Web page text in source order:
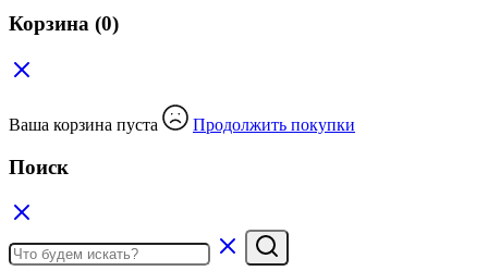
Корзина (0)
Ваша корзина пуста Продолжить покупки
Поиск